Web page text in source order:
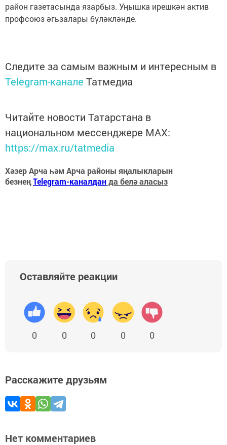
район газетасында язарбыз. Уңышка ирешкән актив
профсоюз әгьзалары бүләкләнде.
Следите за самым важным и интересным в
Telegram-канале Татмедиа
Читайте новости Татарстана в
национальном мессенджере MАХ:
https://max.ru/tatmedia
Хәзер Арча һәм Арча районы яңалыкларын
безнеңTelegram-каналданда белә аласыз
Оставляйте реакции
0 0 0 0 0
Расскажите друзьям
Нет комментариев